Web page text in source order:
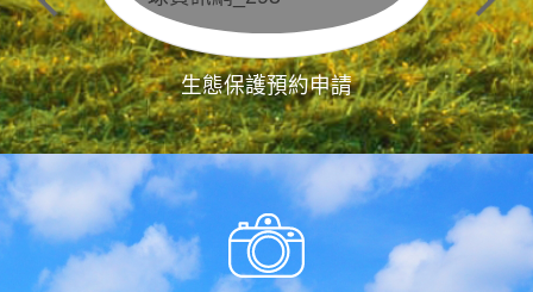
生態保護預約申請